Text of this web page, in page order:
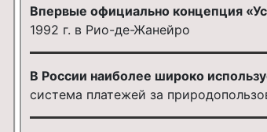
Впервые официально концепция
1992 г. в Рио-де-Жанейро
В России наиболее широко
система платежей за